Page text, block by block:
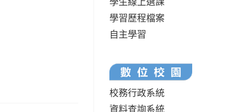
學習歷程檔案
自主學習
校務行政系統
資料查詢系統